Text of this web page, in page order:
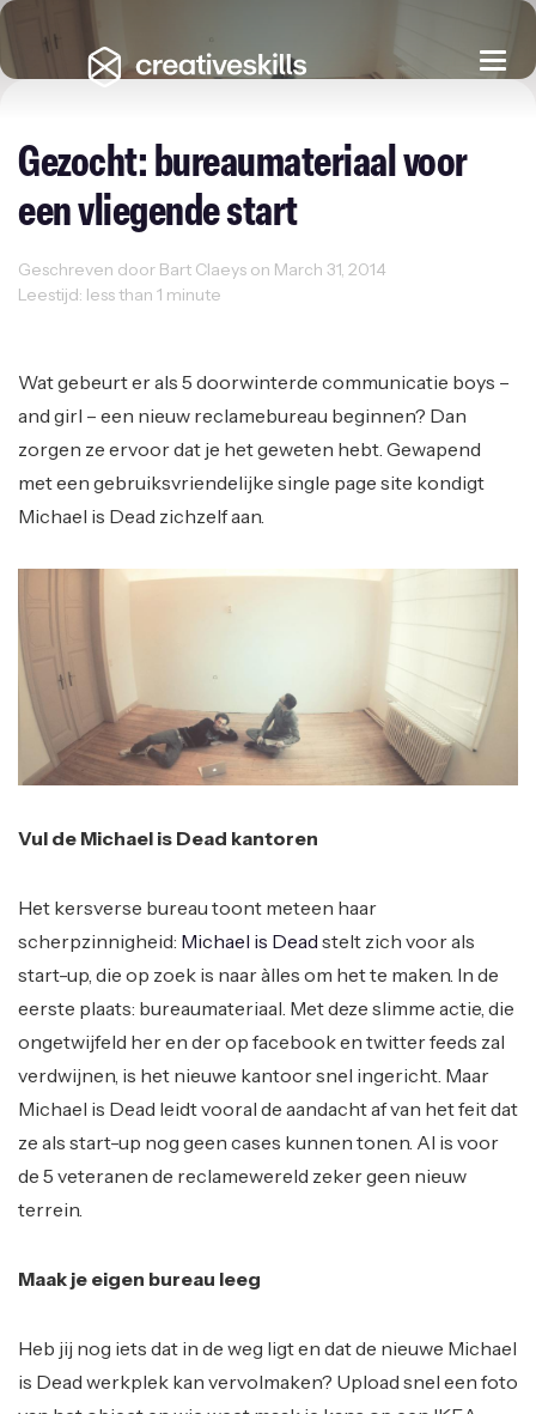
Gezocht: bureaumateriaal voor
een vliegende start
Geschreven door Bart Claeys on March 31, 2014
Leestijd: less than 1 minute
Wat gebeurt er als 5 doorwinterde communicatie boys –
and girl – een nieuw reclamebureau beginnen? Dan
zorgen ze ervoor dat je het geweten hebt. Gewapend
met een gebruiksvriendelijke single page site kondigt
Michael is Dead zichzelf aan.
Vul de Michael is Dead kantoren
Het kersverse bureau toont meteen haar
scherpzinnigheid: Michael is Dead stelt zich voor als
start-up, die op zoek is naar àlles om het te maken. In de
eerste plaats: bureaumateriaal. Met deze slimme actie, die
ongetwijfeld her en der op facebook en twitter feeds zal
verdwijnen, is het nieuwe kantoor snel ingericht. Maar
Michael is Dead leidt vooral de aandacht af van het feit dat
ze als start-up nog geen cases kunnen tonen. Al is voor
de 5 veteranen de reclamewereld zeker geen nieuw
terrein.
Maak je eigen bureau leeg
Heb jij nog iets dat in de weg ligt en dat de nieuwe Michael
is Dead werkplek kan vervolmaken? Upload snel een foto